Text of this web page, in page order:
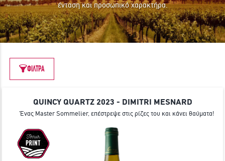
ΕΚΠΛΗΚΤΙΚΑ ΚΡΑΣΙΑ ΑΠΟ ΟΛΟ ΤΟΝ ΚΟΣΜΟ ΣΤΗΝ ΠΟΡΤΑ ΣΟΥ ΣΕ
ΜΟΝΑΔΙΚΕΣ ΠΡΟΣΦΟΡΕΣ!
ΓΙΝΕ ΜΕΛΟΣ
ένταση και προσωπικό χαρακτήρα.
ΦΙΛΤΡΑ
QUINCY QUARTZ 2023 - DIMITRI MESNARD
Ένας Master Sommelier, επέστρεψε στις ρίζες του και κάνει θαύματα!